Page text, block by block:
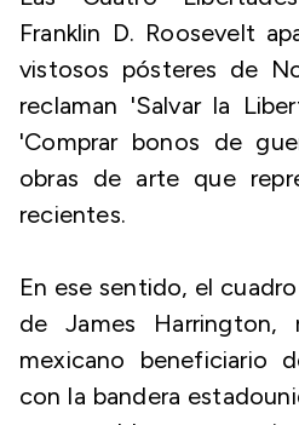
Franklin D. Roosevelt
vistosos pósteres de
reclaman 'Salvar la
'Comprar bonos de
obras de arte que
recientes.
En ese sentido, el
de James
mexicano beneficiario
con la bandera